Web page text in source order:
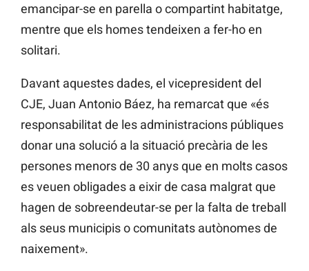
emancipar-se en parella o compartint habitatge,
mentre que els homes tendeixen a fer-ho en
solitari.
Davant aquestes dades, el vicepresident del
CJE, Juan Antonio Báez, ha remarcat que «és
responsabilitat de les administracions públiques
donar una solució a la situació precària de les
persones menors de 30 anys que en molts casos
es veuen obligades a eixir de casa malgrat que
hagen de sobreendeutar-se per la falta de treball
als seus municipis o comunitats autònomes de
naixement».